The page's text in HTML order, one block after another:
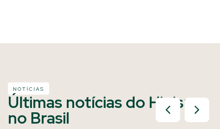
NOTÍCIAS
Últimas notícias do Hipismo
no Brasil